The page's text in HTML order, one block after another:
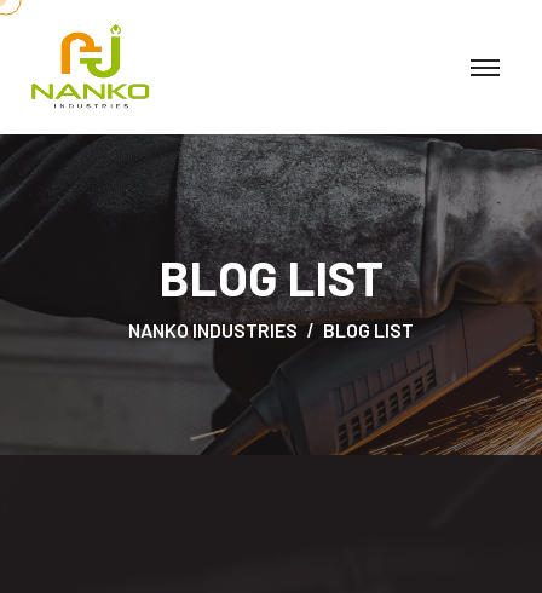
BLOG LIST
NANKO INDUSTRIES BLOG LIST